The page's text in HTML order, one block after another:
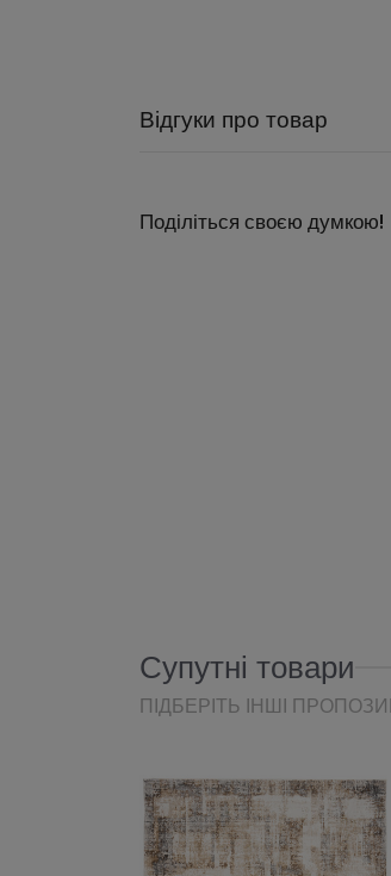
Відгуки про товар
Поділіться своєю думкою!
Супутні товари
ПІДБЕРІТЬ ІНШІ